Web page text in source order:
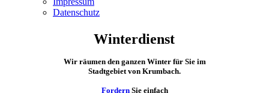
Datenschutz
Winterdienst
Wir räumen den ganzen Winter für Sie im
Stadtgebiet von Krumbach.
FordernSie einfach